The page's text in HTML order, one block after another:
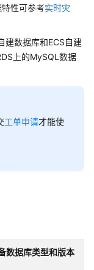
性可参考实时灾
建数据库和ECS自建
上的MySQL数据
工单申请才能使
数据库类型和版本